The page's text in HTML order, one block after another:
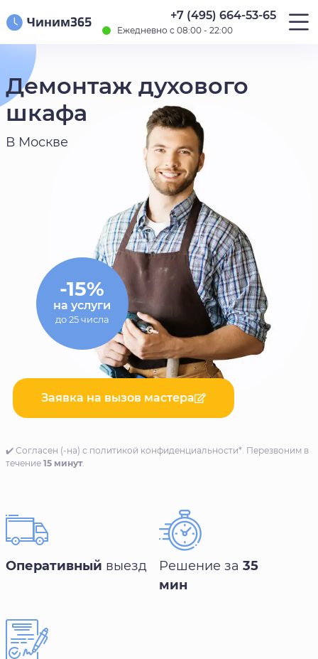
+7 (495) 664-53-65
Ежедневно с 08:00 - 22:00
Демонтаж духового
шкафа
В Москве
Заявка на вызов мастера
✔️ Согласен (-на) с политикой конфиденциальности*. Перезвоним в
течение 15 минут.
-15%
на услуги
до 25 числа
Оперативный выезд Решение за 35
мин